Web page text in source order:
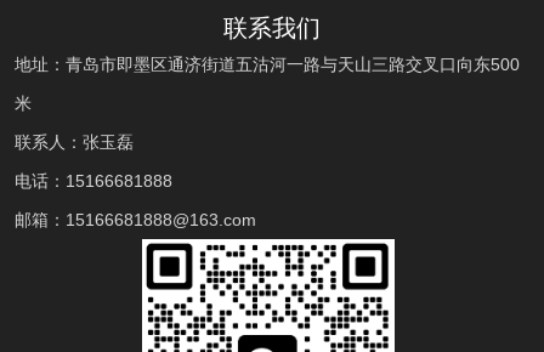
联系我们
地址：青岛市即墨区通济街道五沽河一路与天山三路交叉口向东500
米
联系人：张玉磊
电话： 15166681888
邮箱： 15166681888@163.com